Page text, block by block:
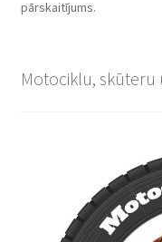
pārskaitījums.
Motociklu,